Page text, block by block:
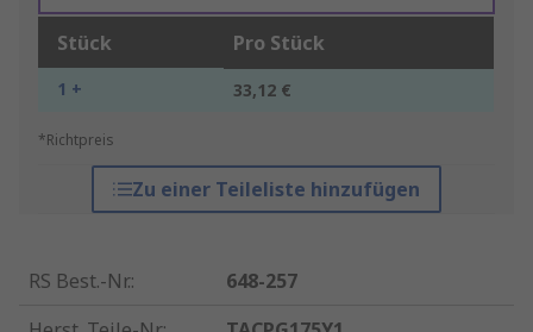
Stück Pro Stück
1 + 33,12 €
*Richtpreis
Zu einer Teileliste hinzufügen
RS Best.-Nr.:
648-257